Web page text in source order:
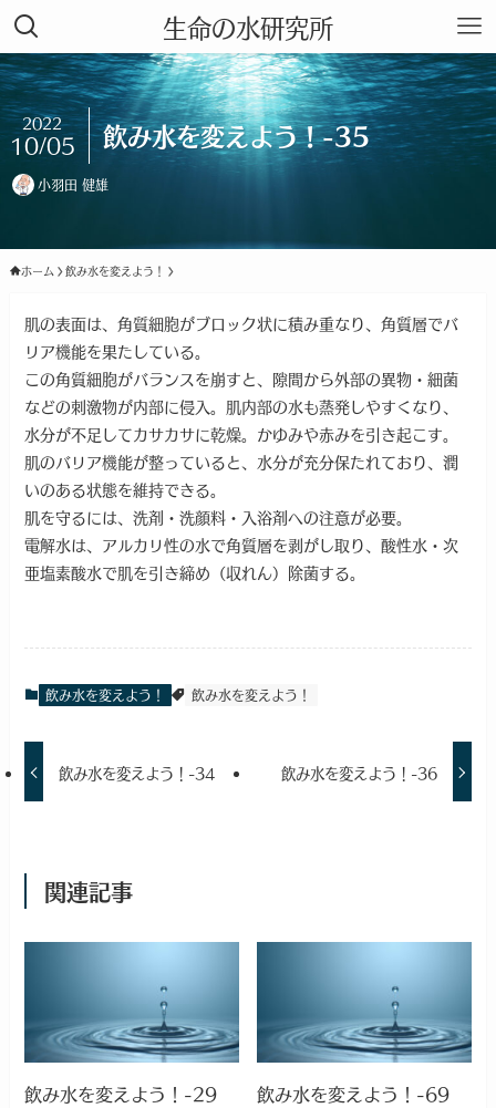
生命の水研究所
飲み水を変えよう！-35
2022
10/05
小羽田 健雄
ホーム 飲み水を変えよう！
肌の表面は、角質細胞がブロック状に積み重なり、角質層でバ
リア機能を果たしている。
この角質細胞がバランスを崩すと、隙間から外部の異物・細菌
などの刺激物が内部に侵入。肌内部の水も蒸発しやすくなり、
水分が不足してカサカサに乾燥。かゆみや赤みを引き起こす。
肌のバリア機能が整っていると、水分が充分保たれており、潤
いのある状態を維持できる。
肌を守るには、洗剤・洗顔料・入浴剤への注意が必要。
電解水は、アルカリ性の水で角質層を剥がし取り、酸性水・次
亜塩素酸水で肌を引き締め（収れん）除菌する。
飲み水を変えよう！ 飲み水を変えよう！
飲み水を変えよう！-34 飲み水を変えよう！-36
関連記事
飲み水を変えよう！-29 飲み水を変えよう！-69